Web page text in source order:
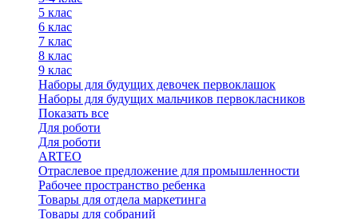
5 клас
6 клас
7 клас
8 клас
9 клас
Наборы для будущих девочек первоклашок
Наборы для будущих мальчиков первокласников
Показать все
Для роботи
Для роботи
ARTEO
Отраслевое предложение для промышленности
Рабочее пространство ребенка
Товары для отдела маркетинга
Товары для собраний